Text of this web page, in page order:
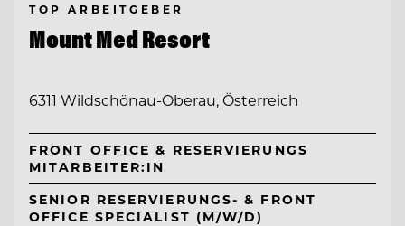
TOP ARBEITGEBER
Mount Med Resort
6311 Wildschönau-Oberau, Österreich
FRONT OFFICE & RESERVIERUNGS
MITARBEITER:IN
SENIOR RESERVIERUNGS- & FRONT
OFFICE SPECIALIST (M/W/D)